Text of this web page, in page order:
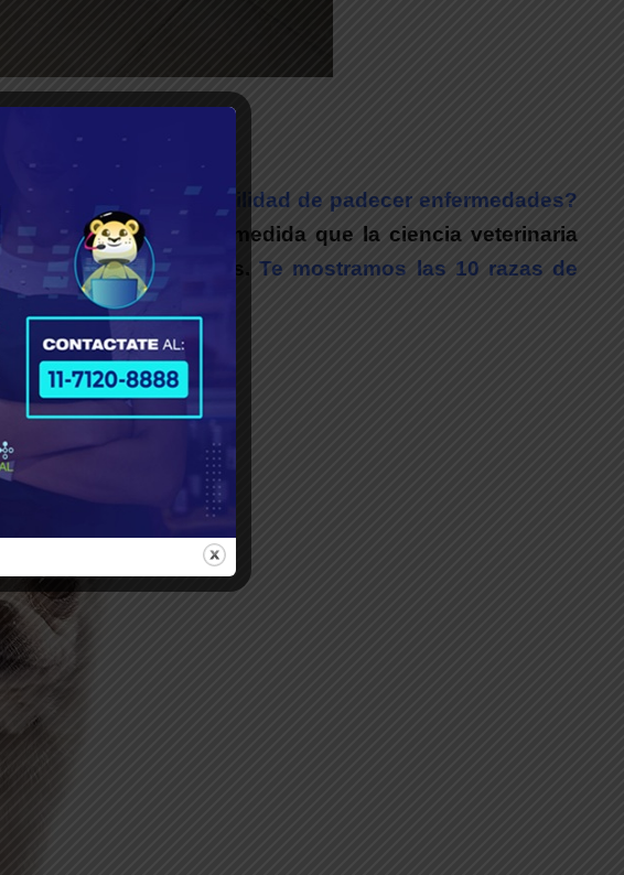
y con menor probabilidad de padecer enfermedades?
20 años. Aunque a medida que la ciencia veterinaria
tiempo con nosotros.Te mostramos las 10 razas de